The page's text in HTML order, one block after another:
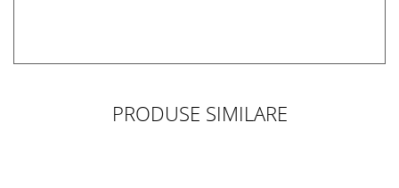
PRODUSE SIMILARE